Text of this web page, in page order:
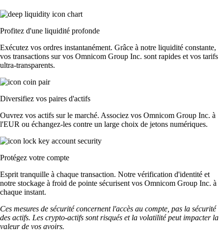
Profitez d'une liquidité profonde
Exécutez vos ordres instantanément. Grâce à notre liquidité constante,
vos transactions sur vos Omnicom Group Inc. sont rapides et vos tarifs
ultra-transparents.
Diversifiez vos paires d'actifs
Ouvrez vos actifs sur le marché. Associez vos Omnicom Group Inc. à
l'EUR ou échangez-les contre un large choix de jetons numériques.
Protégez votre compte
Esprit tranquille à chaque transaction. Notre vérification d'identité et
notre stockage à froid de pointe sécurisent vos Omnicom Group Inc. à
chaque instant.
Ces mesures de sécurité concernent l'accès au compte, pas la sécurité
des actifs. Les crypto-actifs sont risqués et la volatilité peut impacter la
valeur de vos avoirs.